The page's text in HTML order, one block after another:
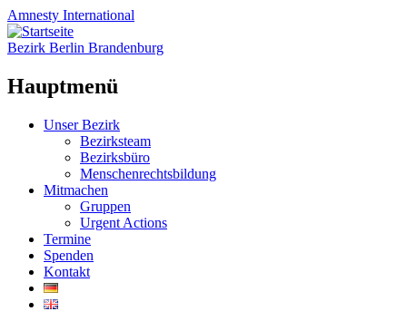
Amnesty International
Bezirk Berlin Brandenburg
Hauptmenü
Zum
Unser Bezirk
Bezirksteam
Bezirksbüro
Menschenrechtsbildung
Mitmachen
Gruppen
Urgent Actions
Termine
Spenden
Kontakt